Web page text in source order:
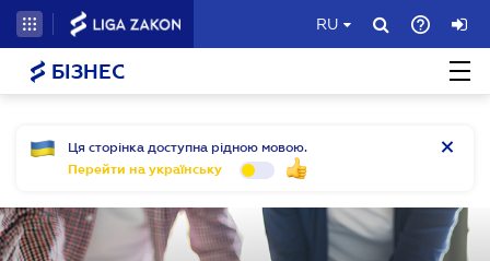
RU
БІЗНЕС
Ця сторінка доступна рідною мовою.
Перейти на українську